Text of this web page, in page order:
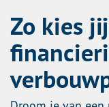
Zo kies